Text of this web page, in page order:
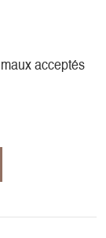
bûches et
acceptés